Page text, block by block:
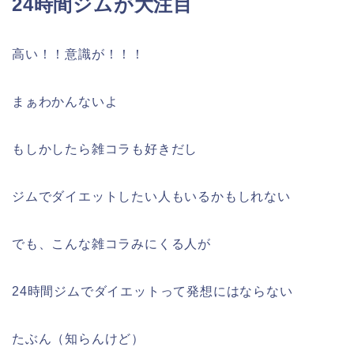
24時間ジムが大注目
高い！！意識が！！！
まぁわかんないよ
もしかしたら雑コラも好きだし
ジムでダイエットしたい人もいるかもしれない
でも、こんな雑コラみにくる人が
24時間ジムでダイエットって発想にはならない
たぶん（知らんけど）